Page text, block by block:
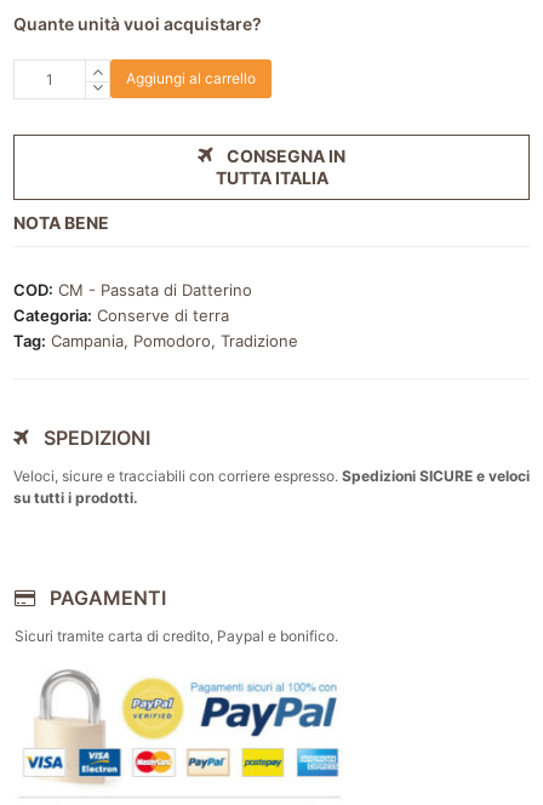
Quante unità vuoi acquistare?
Passata
del
Aggiungi al carrello
CONSEGNA IN
TUTTA ITALIA
NOTA BENE
COD: CM - Passata di Datterino
Categoria: Conserve di terra
Tag: Campania, Pomodoro, Tradizione
SPEDIZIONI
Veloci, sicure e tracciabili con corriere espresso. Spedizioni SICURE e veloci
su tutti i prodotti.
PAGAMENTI
Sicuri tramite carta di credito, Paypal e bonifico.